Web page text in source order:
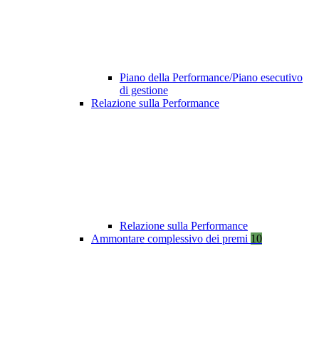
Piano della Performance/Piano esecutivo
di gestione
Relazione sulla Performance
Relazione sulla Performance
Ammontare complessivo dei premi 10